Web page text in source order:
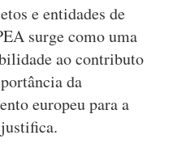
e entidades de
surge como uma
ao contributo
da
europeu para a